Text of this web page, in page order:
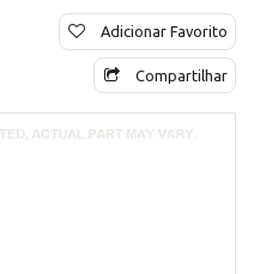
Adicionar Favorito
Compartilhar